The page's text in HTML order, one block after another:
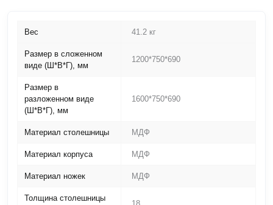
Вес 41.2 кг
Размер в сложенном
виде (Ш*В*Г), мм
1200*750*690
Размер в
разложенном виде
(Ш*В*Г), мм
1600*750*690
Материал столешницы МДФ
Материал корпуса МДФ
Материал ножек МДФ
Толщина столешницы